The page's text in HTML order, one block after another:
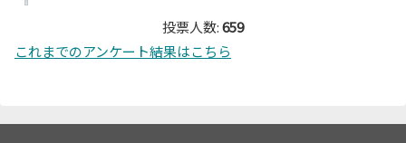
投票人数:659
これまでのアンケート結果はこちら